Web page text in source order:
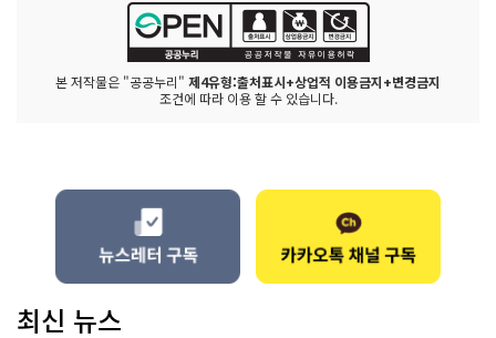
본 저작물은 "공공누리" 제4유형:출처표시+상업적 이용금지+변경금지
조건에 따라 이용 할 수 있습니다.
최신 뉴스